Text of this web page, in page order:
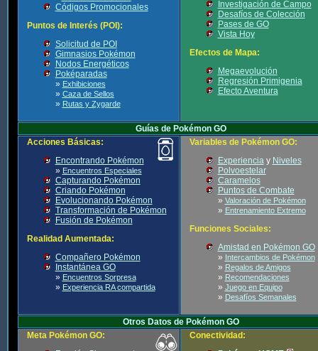
Códigos Promocionales
Puntos de Interés (POI):
Solicitud de POI
Gimnasios Pokémon
Nodos Energéticos
Poképaradas
» Exhibiciones
» Caza de Sellos
» Rutas y Zygarde
Investigación de Campo
Desafíos de Colección
Pases de GO
Vista Hoy
Efectos de Mapa:
Megaevolución
Regresión Primigenia
Efecto Aventura
Guías de Pokémon GO
Acciones Básicas:
Encontrando Pokémon
» Encuentros Especiales
Capturando Pokémon
Criando Pokémon
Evolucionando Pokémon
Transformación de Pokémon
Fusión de Pokémon
Realidad Aumentada:
Compañero Pokémon
Instantánea GO
» Encuentros Sorpresa
» Experiencia RA compartida
Variables de Pokémon GO:
Experienciay Niveles
Polvoestelar
Caramelos
Puntos de Combate
» Valoración de Pokémon
» Entrenamiento Extremo
Funciones Sociales:
Amistad en Pokémon GO
» Intercambios de Pokémon
» Regalos de Amigos
» Recomendaciones
» Juego en Equipo
» Desafíos Semanales
Otros Datos de Pokémon GO
Meta Pokémon GO:
Conectividad: